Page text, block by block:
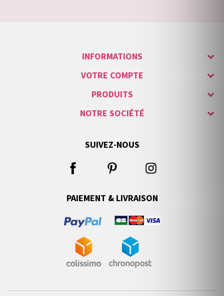
INFORMATIONS
VOTRE COMPTE
PRODUITS
NOTRE SOCIÉTÉ
SUIVEZ-NOUS
PAIEMENT & LIVRAISON